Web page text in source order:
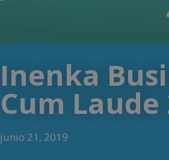
Inenka
Cum Laude
junio 21, 2019